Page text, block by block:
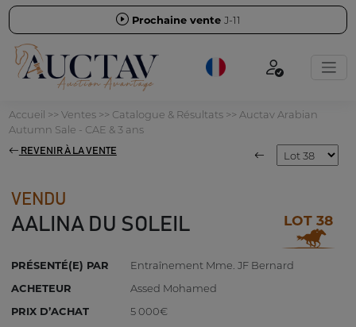
Prochaine vente J-11
Accueil >> Ventes>> Catalogue & Résultats>> Auctav Arabian
Autumn Sale - CAE & 3 ans
REVENIR À LA VENTE
VENDU
AALINA DU SOLEIL LOT 38
PRÉSENTÉ(E) PAR
Entraînement Mme. JF Bernard
ACHETEUR
Assed Mohamed
PRIX D’ACHAT
5 000€